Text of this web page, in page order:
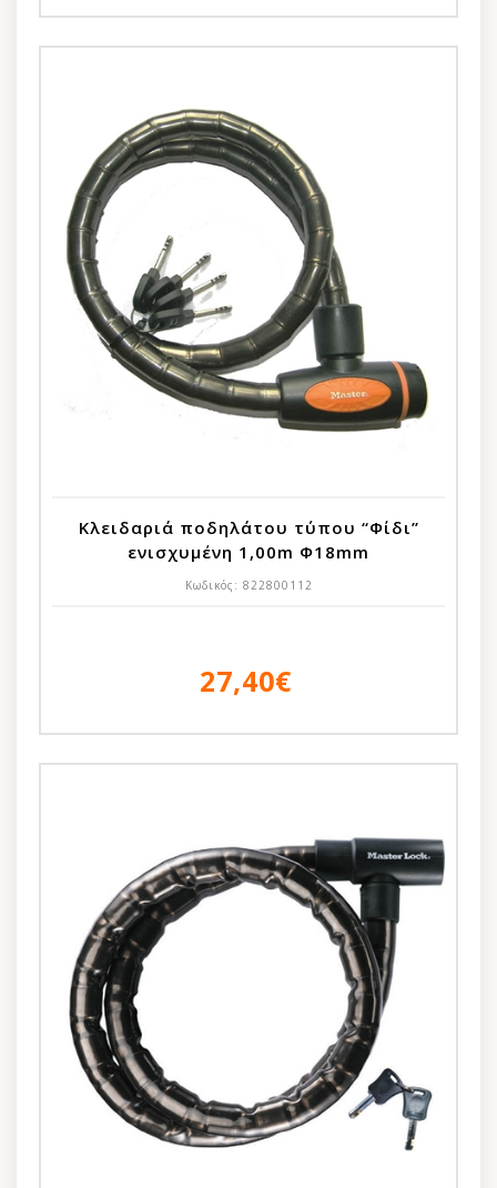
Κλειδαριά ποδηλάτου τύπου “Φίδι”
ενισχυμένη 1,00m Φ18mm
Κωδικός: 822800112
27,40€